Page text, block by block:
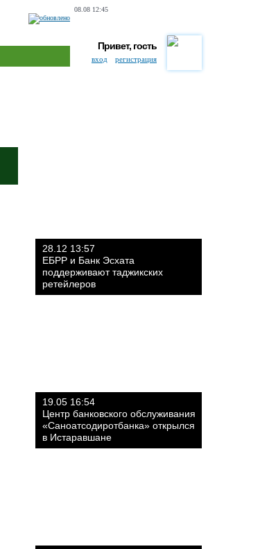
08.08 12:45
Привет, гость
вход регистрация
28.12 13:57
ЕБРР и Банк Эсхата
поддерживают таджикских
ретейлеров
19.05 16:54
Центр банковского обслуживания
«Саноатсодиротбанка» открылся
в Истаравшане